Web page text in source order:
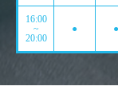
16:00
~
20:00
● ●